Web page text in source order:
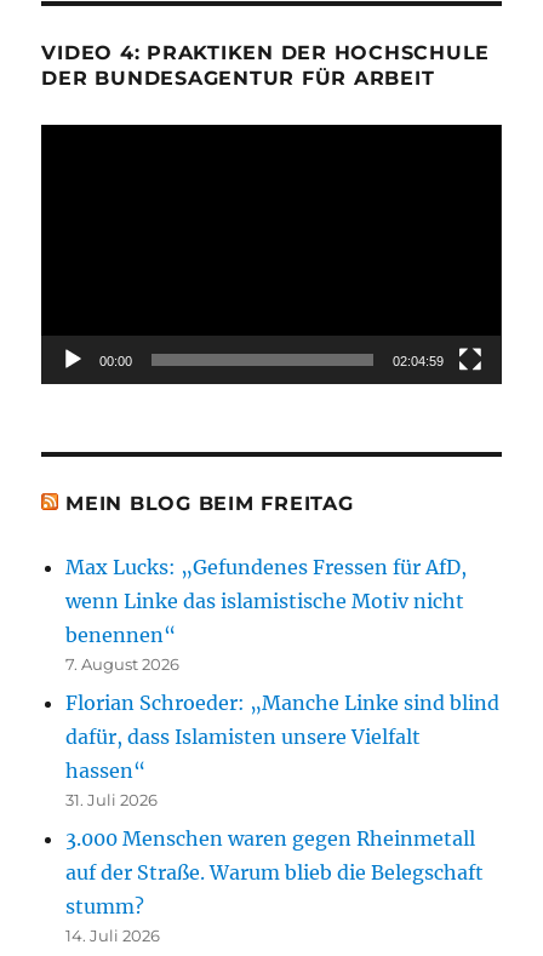
VIDEO 4: PRAKTIKEN DER HOCHSCHULE
DER BUNDESAGENTUR FÜR ARBEIT
00:00 02:04:59
MEIN BLOG BEIM FREITAG
Max Lucks: „Gefundenes Fressen für AfD,
wenn Linke das islamistische Motiv nicht
benennen“
7. August 2026
Florian Schroeder: „Manche Linke sind blind
dafür, dass Islamisten unsere Vielfalt
hassen“
31. Juli 2026
3.000 Menschen waren gegen Rheinmetall
auf der Straße. Warum blieb die Belegschaft
stumm?
14. Juli 2026